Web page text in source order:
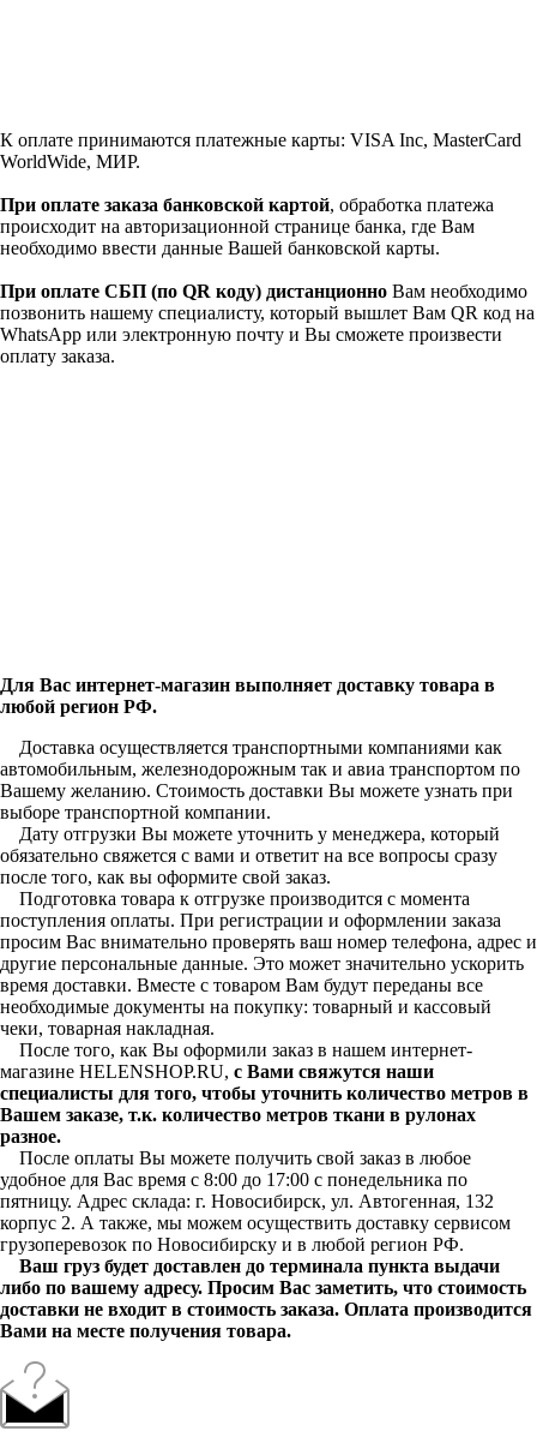
К оплате принимаются платежные карты: VISA Inc, MasterCard
WorldWide, МИР.
При оплате заказа банковской картой, обработка платежа
происходит на авторизационной странице банка, где Вам
необходимо ввести данные Вашей банковской карты.
При оплате СБП (по QR коду) дистанционно Вам необходимо
позвонить нашему специалисту, который вышлет Вам QR код на
WhatsApp или электронную почту и Вы сможете произвести
оплату заказа.
Для Вас интернет-магазин выполняет доставку товара в
любой регион РФ.
Доставка осуществляется транспортными компаниями как
автомобильным, железнодорожным так и авиа транспортом по
Вашему желанию. Стоимость доставки Вы можете узнать при
выборе транспортной компании.
Дату отгрузки Вы можете уточнить у менеджера, который
обязательно свяжется с вами и ответит на все вопросы сразу
после того, как вы оформите свой заказ.
Подготовка товара к отгрузке производится с момента
поступления оплаты. При регистрации и оформлении заказа
просим Вас внимательно проверять ваш номер телефона, адрес и
другие персональные данные. Это может значительно ускорить
время доставки. Вместе с товаром Вам будут переданы все
необходимые документы на покупку: товарный и кассовый
чеки, товарная накладная.
После того, как Вы оформили заказ в нашем интернет-
магазине HELENSHOP.RU, с Вами свяжутся наши
специалисты для того, чтобы уточнить количество метров в
Вашем заказе, т.к. количество метров ткани в рулонах
разное.
После оплаты Вы можете получить свой заказ в любое
удобное для Вас время с 8:00 до 17:00 с понедельника по
пятницу. Адрес склада: г. Новосибирск, ул. Автогенная, 132
корпус 2. А также, мы можем осуществить доставку сервисом
грузоперевозок по Новосибирску и в любой регион РФ.
Ваш груз будет доставлен до терминала пункта выдачи
либо по вашему адресу. Просим Вас заметить, что стоимость
доставки не входит в стоимость заказа. Оплата производится
Вами на месте получения товара.